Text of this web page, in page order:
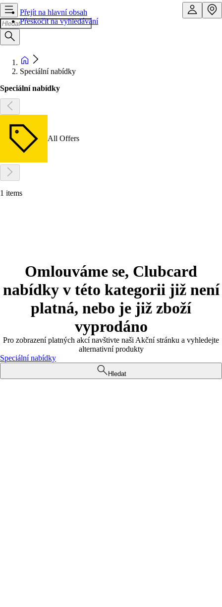
Přejít na hlavní obsah
Přeskočit na vyhledávání
Speciální nabídky
Speciální nabídky
All Offers
1 items
Omlouváme se, Clubcard
nabídky v této kategorii již není
platná, nebo je již zboží
vyprodáno
Pro zobrazení platných akcí navštivte naši Akční stránku a vyhledejte
alternativní produkty
Speciální nabídky
Hledat